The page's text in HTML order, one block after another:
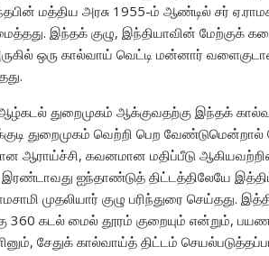
மத்திய அரசு 1955-ம் ஆண்டில் சர்
இந்தக் குழு, இந்தியாவின் மேற்குக்
ஒரு கால்வாய் வெட்டி மன்னார்
ஆழ்கடல் துறைமுகம் ஆக்குவதற்கு இந்தக்
துறைமுகம் வெற்றி பெற
ஆராய்ச்சி, கவனமான மதிப்பீடு
இரண்டாவது ஐந்தாண்டுத் திட்டத்திலேயே
முதலியார் குழு பரிந்துரை செய்தது.
360 கடல் மைல் தூரம் குறையும் என்றும்,
சேதுக் கால்வாய்த் திட்டம்